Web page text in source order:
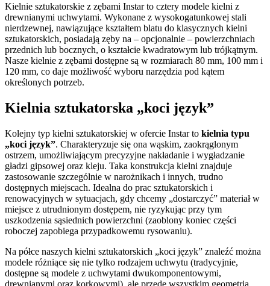
Kielnie sztukatorskie z zębami Instar to cztery modele kielni z
drewnianymi uchwytami. Wykonane z wysokogatunkowej stali
nierdzewnej, nawiązujące kształtem blatu do klasycznych kielni
sztukatorskich, posiadają zęby na – opcjonalnie – powierzchniach
przednich lub bocznych, o kształcie kwadratowym lub trójkątnym.
Nasze kielnie z zębami dostępne są w rozmiarach 80 mm, 100 mm i
120 mm, co daje możliwość wyboru narzędzia pod kątem
określonych potrzeb.
Kielnia sztukatorska „koci język”
Kolejny typ kielni sztukatorskiej w ofercie Instar to kielnia typu
„koci język”. Charakteryzuje się ona wąskim, zaokrąglonym
ostrzem, umożliwiającym precyzyjne nakładanie i wygładzanie
gładzi gipsowej oraz kleju. Taka konstrukcja kielni znajduje
zastosowanie szczególnie w narożnikach i innych, trudno
dostępnych miejscach. Idealna do prac sztukatorskich i
renowacyjnych w sytuacjach, gdy chcemy „dostarczyć” materiał w
miejsce z utrudnionym dostępem, nie ryzykując przy tym
uszkodzenia sąsiednich powierzchni (zaoblony koniec części
roboczej zapobiega przypadkowemu rysowaniu).
Na półce naszych kielni sztukatorskich „koci język” znaleźć można
modele różniące się nie tylko rodzajem uchwytu (tradycyjnie,
dostępne są modele z uchwytami dwukomponentowymi,
drewnianymi oraz korkowymi), ale przede wszystkim geometrią